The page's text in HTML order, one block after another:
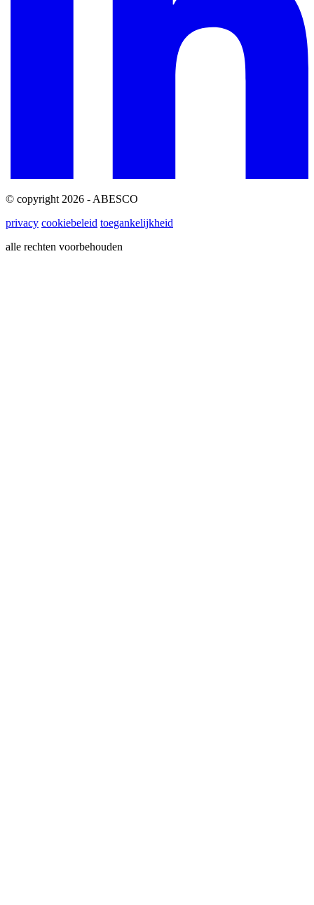
© copyright 2026 - ABESCO
privacy cookiebeleid toegankelijkheid
alle rechten voorbehouden